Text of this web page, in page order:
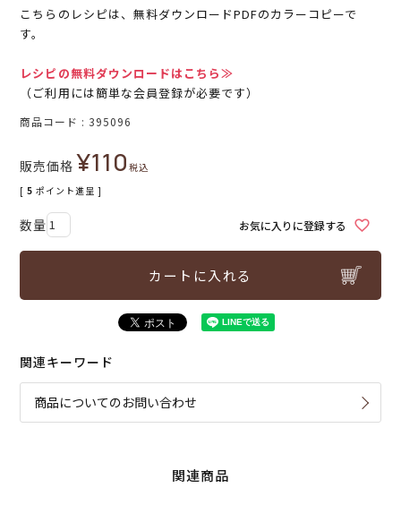
こちらのレシピは、無料ダウンロードPDFのカラーコピーで
す。
レシピの無料ダウンロードはこちら≫
（ご利用には簡単な会員登録が必要です）
商品コード 395096
販売価格 ¥110税込
[ 5 ポイント進呈 ]
お気に入りに登録する
カートに入れる
関連キーワード
商品についてのお問い合わせ
関連商品